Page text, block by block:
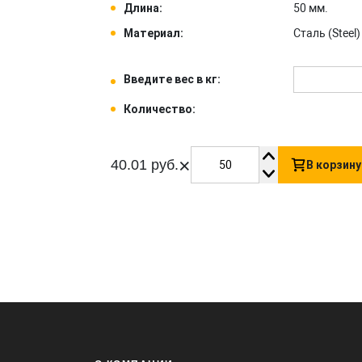
Длина:
50 мм.
Материал:
Сталь (Steel) .
Введите вес в кг:
Количество:
40.01 руб.× В корзину